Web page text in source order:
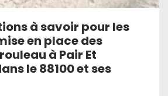
à savoir pour les
en place des
à Pair Et
le 88100 et ses